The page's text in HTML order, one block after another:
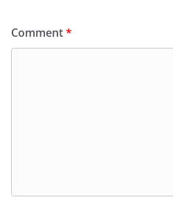
Comment*